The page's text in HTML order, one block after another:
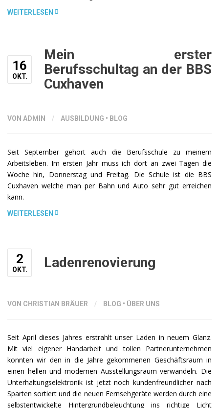
WEITERLESEN „STUDIENFAHRT
DER
IT14“
16
OKT.
Mein erster
Berufsschultag an der BBS
Cuxhaven
VON ADMIN / AUSBILDUNG • BLOG
Seit September gehört auch die Berufsschule zu meinem
Arbeitsleben. Im ersten Jahr muss ich dort an zwei Tagen die
Woche hin, Donnerstag und Freitag. Die Schule ist die BBS
Cuxhaven welche man per Bahn und Auto sehr gut erreichen
kann.
WEITERLESEN „MEIN
DER
BBS
2
OKT. Ladenrenovierung
VON CHRISTIAN BRÄUER / BLOG • ÜBER UNS
Seit April dieses Jahres erstrahlt unser Laden in neuem Glanz.
Mit viel eigener Handarbeit und tollen Partnerunternehmen
konnten wir den in die Jahre gekommenen Geschäftsraum in
einen hellen und modernen Ausstellungsraum verwandeln. Die
Unterhaltungselektronik ist jetzt noch kundenfreundlicher nach
Sparten sortiert und die neuen Fernsehgeräte werden durch eine
selbstentwickelte Hintergrundbeleuchtung ins richtige Licht